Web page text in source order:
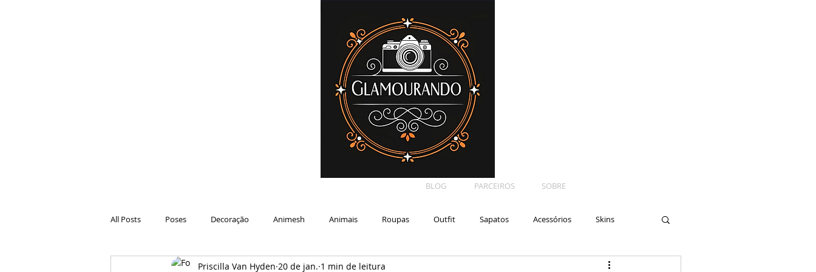
BLOG PARCEIROS SOBRE
All Posts Poses Decoração Animesh Animais Roupas Outfit Sapatos Acessórios Skins
Animações Danças Car Shape Makeup
Priscilla Van Hyden 20 de jan. 1 min de leitura